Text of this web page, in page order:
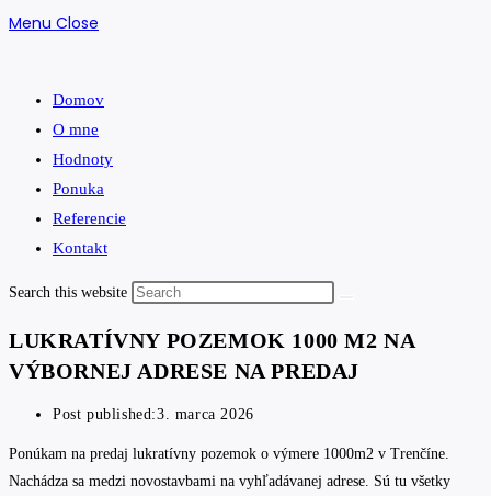
Menu Close
Domov
O mne
Hodnoty
Ponuka
Referencie
Kontakt
Search this website
LUKRATÍVNY POZEMOK 1000 M2 NA
VÝBORNEJ ADRESE NA PREDAJ
Post published:3. marca 2026
Ponúkam na predaj lukratívny pozemok o výmere 1000m2 v Trenčíne.
Nachádza sa medzi novostavbami na vyhľadávanej adrese. Sú tu všetky